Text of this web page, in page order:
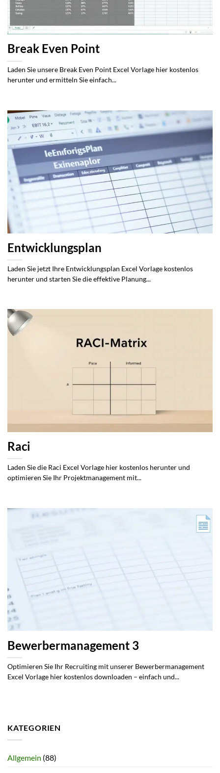
Break Even Point
Laden Sie unsere Break Even Point Excel Vorlage hier kostenlos
herunter und ermitteln Sie einfach...
Entwicklungsplan
Laden Sie jetzt Ihre Entwicklungsplan Excel Vorlage kostenlos
herunter und starten Sie die effektive Planung...
Raci
Laden Sie die Raci Excel Vorlage hier kostenlos herunter und
optimieren Sie Ihr Projektmanagement mit...
Bewerbermanagement 3
Optimieren Sie Ihr Recruiting mit unserer Bewerbermanagement
Excel Vorlage hier kostenlos downloaden – einfach und...
KATEGORIEN
Allgemein (88)